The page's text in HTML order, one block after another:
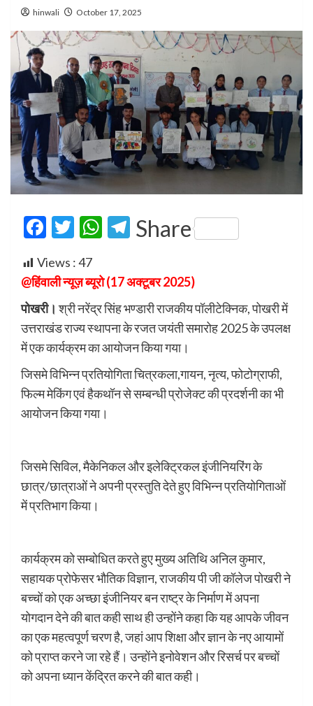
hinwali October 17, 2025
Facebook
Twitter
WhatsApp
Telegram
Share
Views :47
@हिंवाली न्यूज़ ब्यूरो (17 अक्टूबर 2025)
पोखरी। श्री नरेंद्र सिंह भण्डारी राजकीय पॉलीटेक्निक, पोखरी में
उत्तराखंड राज्य स्थापना के रजत जयंती समारोह 2025 के उपलक्ष
में एक कार्यक्रम का आयोजन किया गया।
जिसमे विभिन्न प्रतियोगिता चित्रकला,गायन, नृत्य, फोटोग्राफी,
फिल्म मेकिंग एवं हैकथॉन से सम्बन्धी प्रोजेक्ट की प्रदर्शनी का भी
आयोजन किया गया।
जिसमे सिविल, मैकेनिकल और इलेक्ट्रिकल इंजीनियरिंग के
छात्र/छात्राओं ने अपनी प्रस्तुति देते हुए विभिन्न प्रतियोगिताओं
में प्रतिभाग किया।
कार्यक्रम को सम्बोधित करते हुए मुख्य अतिथि अनिल कुमार,
सहायक प्रोफेसर भौतिक विज्ञान, राजकीय पी जी कॉलेज पोखरी ने
बच्चों को एक अच्छा इंजीनियर बन राष्ट्र के निर्माण में अपना
योगदान देने की बात कही साथ ही उन्होंने कहा कि यह आपके जीवन
का एक महत्वपूर्ण चरण है, जहां आप शिक्षा और ज्ञान के नए आयामों
को प्राप्त करने जा रहे हैं। उन्होंने इनोवेशन और रिसर्च पर बच्चों
को अपना ध्यान केंद्रित करने की बात कही।